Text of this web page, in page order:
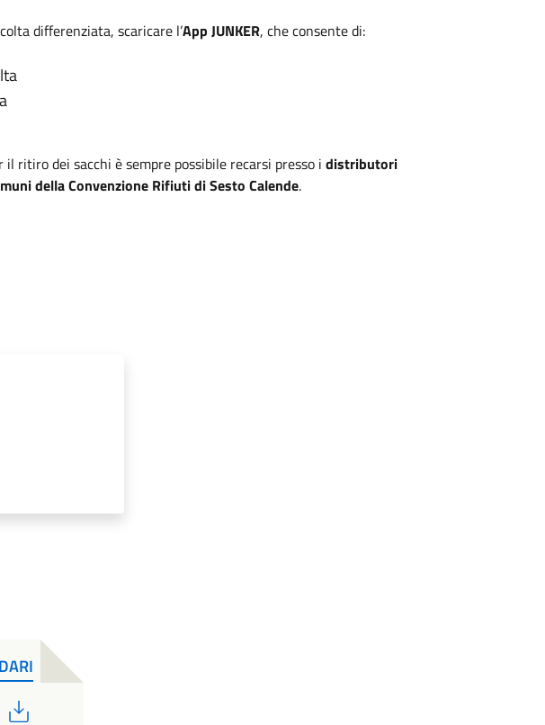
differenziata, scaricare l’App JUNKER, che consente di:
ritiro dei sacchi è sempre possibile recarsi presso i distributori
della Convenzione Rifiuti di Sesto Calende.